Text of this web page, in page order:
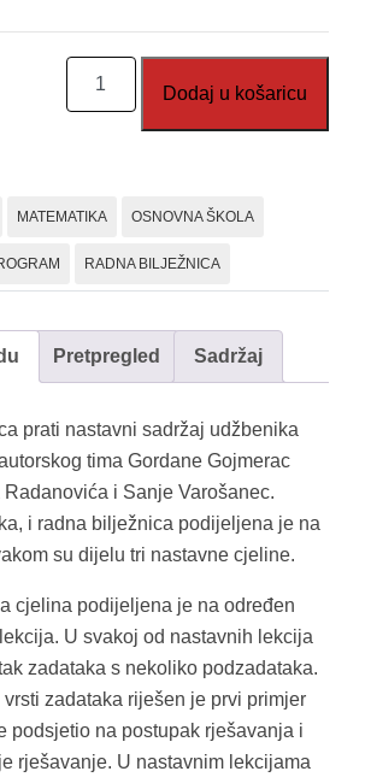
radna
bilježnica
količina
Dodaj u košaricu
MATEMATIKA OSNOVNA ŠKOLA
RADNA BILJEŽNICA
Pretpregled Sadržaj
prati nastavni sadržaj udžbenika
tima Gordane Gojmerac
Radanovića i Sanje Varošanec.
i radna bilježnica podijeljena je na
su dijelu tri nastavne cjeline.
cjelina podijeljena je na određen
U svakoj od nastavnih lekcija
zadataka s nekoliko podzadataka.
zadataka riješen je prvi primjer
podsjetio na postupak rješavanja i
rješavanje. U nastavnim lekcijama